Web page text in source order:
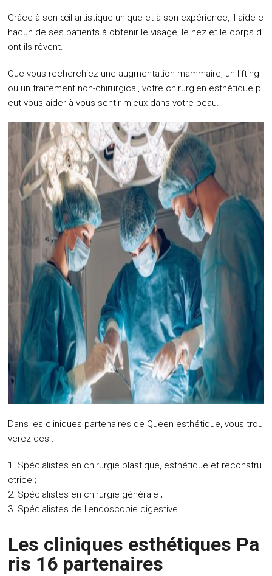
Grâce à son œil artistique unique et à son expérience, il aide c
hacun de ses patients à obtenir le visage, le nez et le corps d
ont ils rêvent.
Que vous recherchiez une augmentation mammaire, un lifting
ou un traitement non-chirurgical, votre chirurgien esthétique p
eut vous aider à vous sentir mieux dans votre peau.
Dans les cliniques partenaires de Queen esthétique, vous trou
verez des :
Spécialistes en chirurgie plastique, esthétique et reconstru
ctrice ;
Spécialistes en chirurgie générale ;
Spécialistes de l’endoscopie digestive.
Les cliniques esthétiques Pa
ris 16 partenaires